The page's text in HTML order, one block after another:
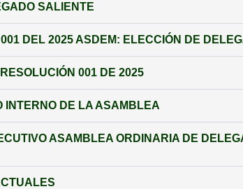
SALIENTE
DEL 2025 ASDEM: ELECCIÓN DE
001 DE 2025
INTERNO DE LA ASAMBLEA
ASAMBLEA ORDINARIA DE